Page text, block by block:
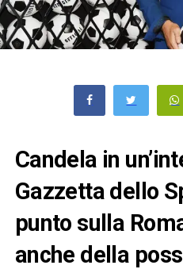
Candela in
Gazzetta dello
punto sulla
anche della